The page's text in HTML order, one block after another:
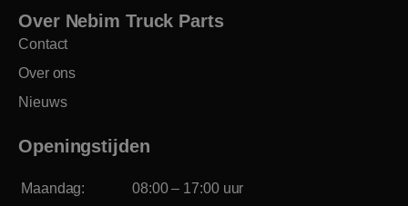
Over Nebim Truck Parts
Contact
Over ons
Nieuws
Openingstijden
Maandag:
08:00 – 17:00 uur